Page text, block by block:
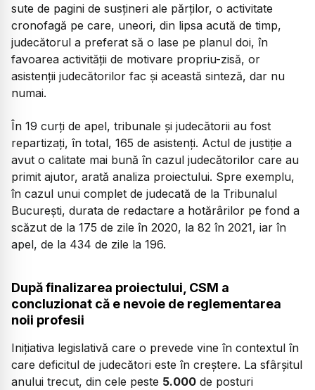
sute de pagini de susțineri ale părților, o activitate
cronofagă pe care, uneori, din lipsa acută de timp,
judecătorul a preferat să o lase pe planul doi, în
favoarea activității de motivare propriu-zisă, or
asistenții judecătorilor fac și această sinteză, dar nu
numai.
În 19 curți de apel, tribunale și judecătorii au fost
repartizați, în total, 165 de asistenți. Actul de justiție a
avut o calitate mai bună în cazul judecătorilor care au
primit ajutor, arată analiza proiectului. Spre exemplu,
în cazul unui complet de judecată de la Tribunalul
București, durata de redactare a hotărârilor pe fond a
scăzut de la 175 de zile în 2020, la 82 în 2021, iar în
apel, de la 434 de zile la 196.
După finalizarea proiectului, CSM a
concluzionat că e nevoie de reglementarea
noii profesii
Inițiativa legislativă care o prevede vine în contextul în
care deficitul de judecători este în creștere. La sfârșitul
anului trecut, din cele peste 5.000 de posturi